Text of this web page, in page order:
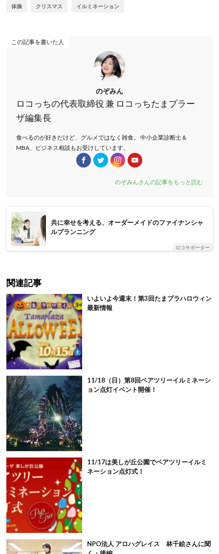
体操 クリスマス イルミネーション
この記事を書いた人
のぞみん
ロコっちの代表取締役 兼 ロコっちたまプラー
ザ編集長
食べるのが好きだけど、グルメではなく雑食。 中小企業診断士＆
MBA、ビジネス相談もお受けしています。
のぞみんさんの記事をもっと読む
共に幸せを考える、オーダーメイドのファイナンシャ
ルプランニング
ロコサポーター
関連記事
いよいよ今週末！第3回たまプラハロウィン
最新情報
11/18（日）第8回ペアツリーイルミネーシ
ョン点灯イベント開催！
11/17は美しが丘公園でペアツリーイルミ
ネーション点灯式！
NPO法人 アロハグレイス 林千絵さんに聞